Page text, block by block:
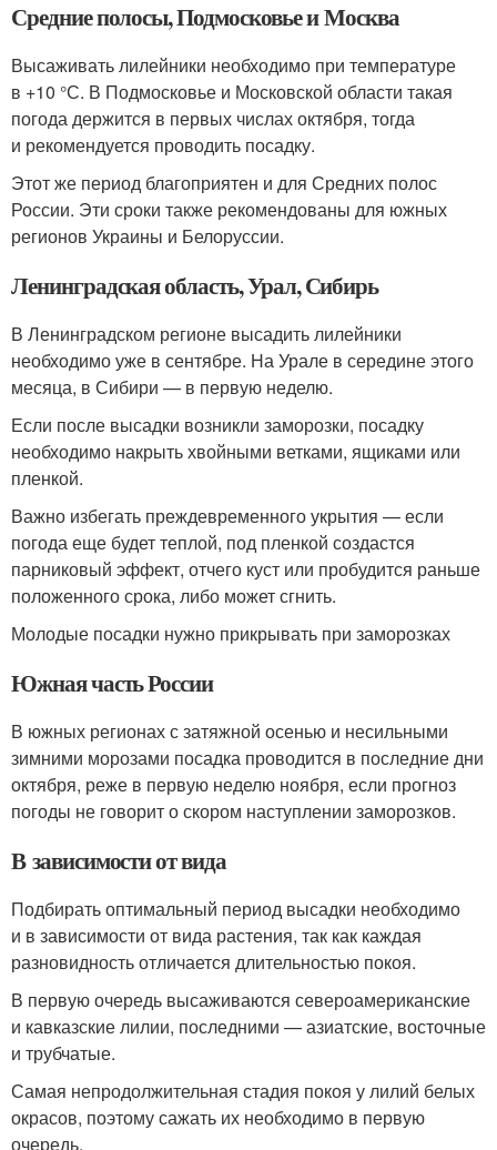
Средние полосы, Подмосковье и Москва
Высаживать лилейники необходимо при температуре
в +10 °С. В Подмосковье и Московской области такая
погода держится в первых числах октября, тогда
и рекомендуется проводить посадку.
Этот же период благоприятен и для Средних полос
России. Эти сроки также рекомендованы для южных
регионов Украины и Белоруссии.
Ленинградская область, Урал, Сибирь
В Ленинградском регионе высадить лилейники
необходимо уже в сентябре. На Урале в середине этого
месяца, в Сибири — в первую неделю.
Если после высадки возникли заморозки, посадку
необходимо накрыть хвойными ветками, ящиками или
пленкой.
Важно избегать преждевременного укрытия — если
погода еще будет теплой, под пленкой создастся
парниковый эффект, отчего куст или пробудится раньше
положенного срока, либо может сгнить.
Молодые посадки нужно прикрывать при заморозках
Южная часть России
В южных регионах с затяжной осенью и несильными
зимними морозами посадка проводится в последние дни
октября, реже в первую неделю ноября, если прогноз
погоды не говорит о скором наступлении заморозков.
В зависимости от вида
Подбирать оптимальный период высадки необходимо
и в зависимости от вида растения, так как каждая
разновидность отличается длительностью покоя.
В первую очередь высаживаются североамериканские
и кавказские лилии, последними — азиатские, восточные
и трубчатые.
Самая непродолжительная стадия покоя у лилий белых
окрасов, поэтому сажать их необходимо в первую
очередь.